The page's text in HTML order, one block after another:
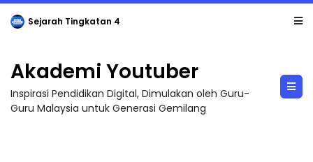
Sejarah Tingkatan 4
Akademi Youtuber
Inspirasi Pendidikan Digital, Dimulakan oleh Guru-
Guru Malaysia untuk Generasi Gemilang